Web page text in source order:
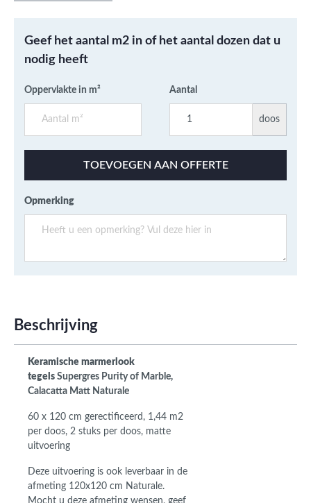
Geef het aantal m2 in of het aantal dozen dat u
nodig heeft
Oppervlakte in m² Aantal
doos
TOEVOEGEN AAN OFFERTE
Opmerking
Beschrijving
Keramische marmerlook
tegels Supergres Purity of Marble,
Calacatta Matt Naturale
60 x 120 cm gerectificeerd, 1,44 m2
per doos, 2 stuks per doos, matte
uitvoering
Deze uitvoering is ook leverbaar in de
afmeting 120x120 cm Naturale.